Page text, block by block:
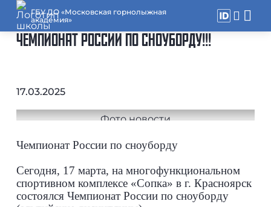
ГБУ ДО «Московская горнолыжная
академия»
ЧЕМПИОНАТ РОССИИ ПО СНОУБОРДУ!!!
17.03.2025
Чемпионат России по сноуборду
Сегодня, 17 марта, на многофункциональном
спортивном комплексе «Сопка» в г. Красноярск
состоялся Чемпионат России по сноуборду